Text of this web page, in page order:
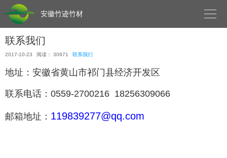
安徽竹迹竹材 
联系我们
2017-10-23 阅读： 30971 联系我们
地址：安徽省黄山市祁门县经济开发区
联系电话：0559-2700216 18256309066
邮箱地址： 119839277@qq.com